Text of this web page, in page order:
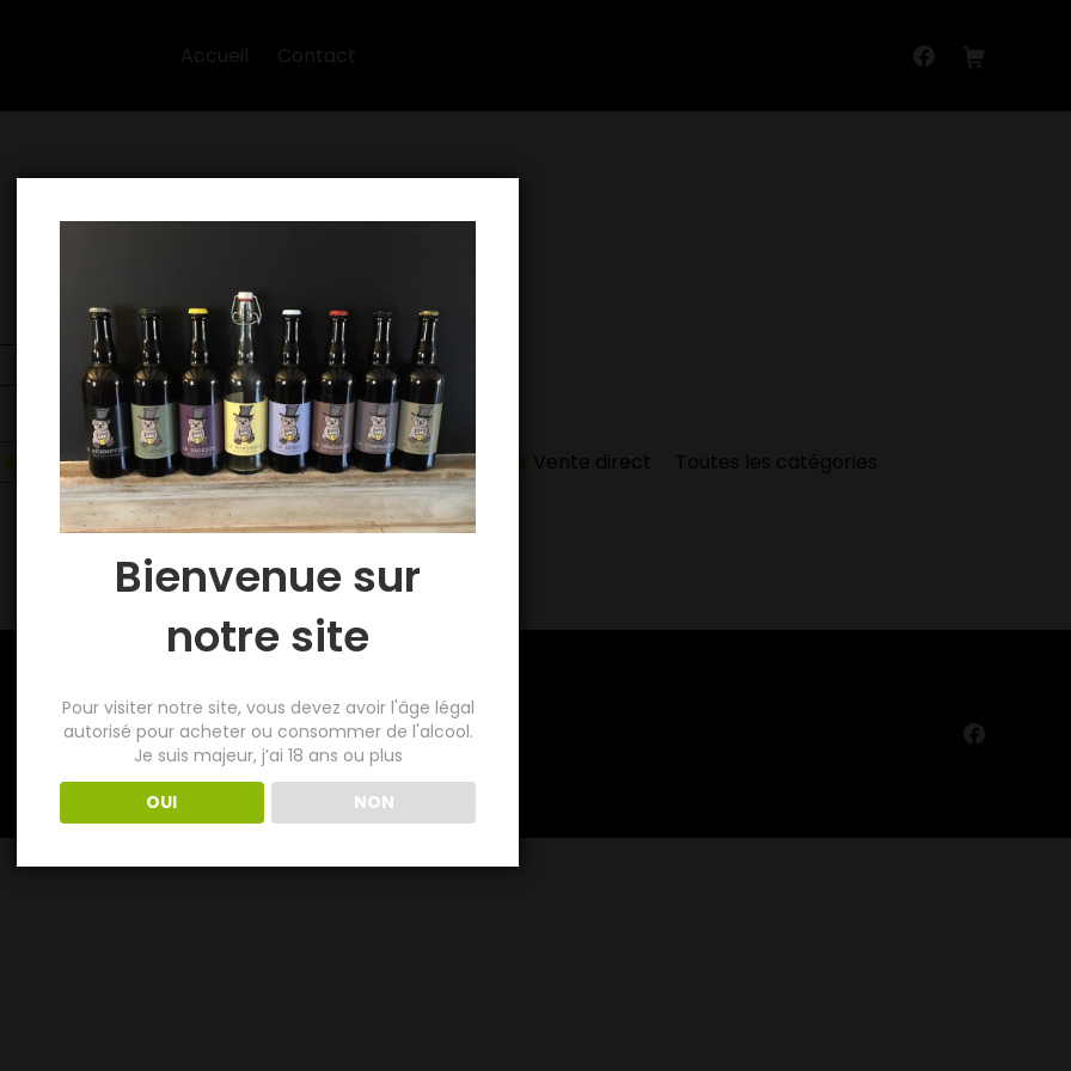
Accueil Contact
Évènements en août 2026
Précédent
Aujourd’hui
étiquetage évènement Ouverture bar Vente direct
Toutes les catégories
Bienvenue sur
notre site
Pour visiter notre site, vous devez avoir l'âge légal
autorisé pour acheter ou consommer de l'alcool.
Je suis majeur, j’ai 18 ans ou plus
OUI
NON